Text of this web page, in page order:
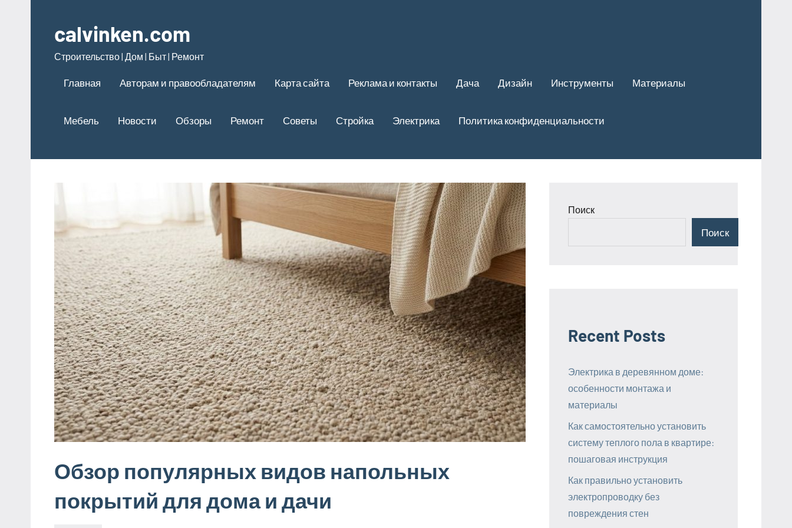
содержимому
calvinken.com
Строительство | Дом | Быт | Ремонт
Главная Авторам и правообладателям Карта сайта Реклама и контакты Дача Дизайн Инструменты Материалы
Мебель Новости Обзоры Ремонт Советы Стройка Электрика Политика конфиденциальности
Обзор популярных видов напольных
покрытий для дома и дачи
Поиск
Поиск
Recent Posts
Электрика в деревянном доме:
особенности монтажа и
материалы
Как самостоятельно установить
систему теплого пола в квартире:
пошаговая инструкция
Как правильно установить
электропроводку без
повреждения стен